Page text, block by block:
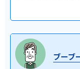
ブーブ